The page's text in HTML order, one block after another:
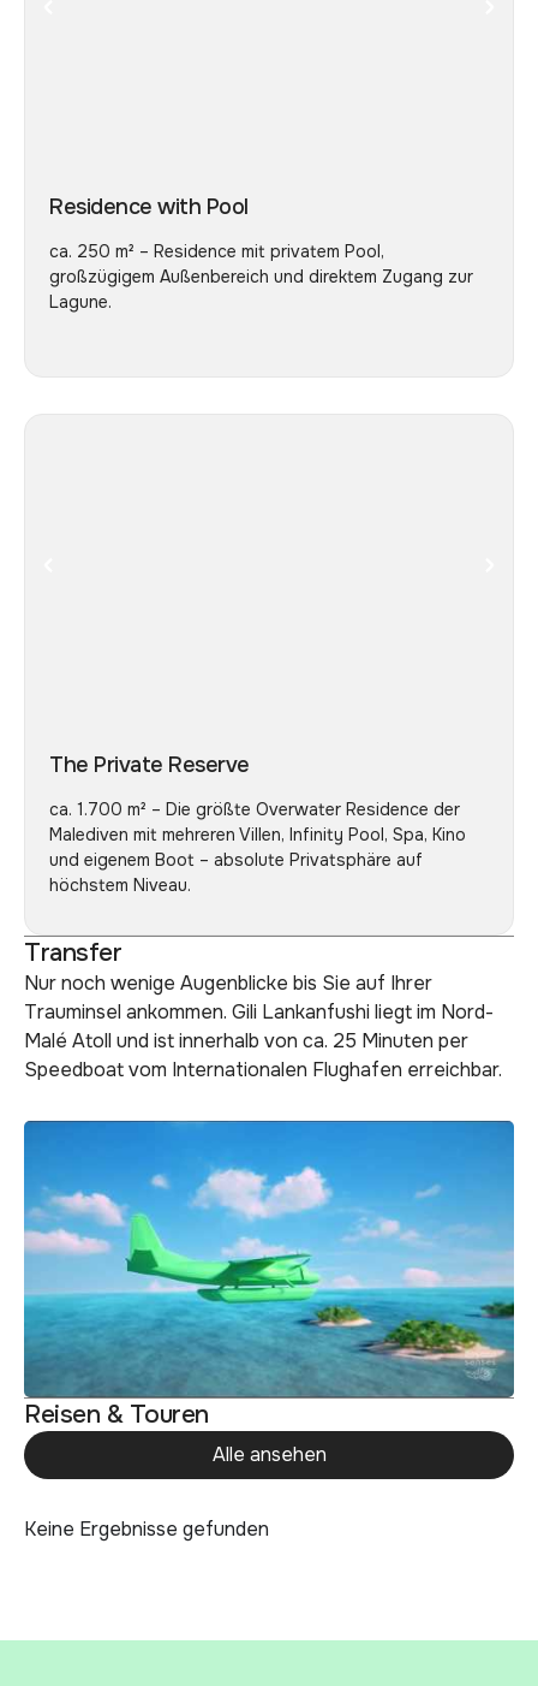
Residence with Pool
ca. 250 m² – Residence mit privatem Pool,
großzügigem Außenbereich und direktem Zugang zur
Lagune.
The Private Reserve
ca. 1.700 m² – Die größte Overwater Residence der
Malediven mit mehreren Villen, Infinity Pool, Spa, Kino
und eigenem Boot – absolute Privatsphäre auf
höchstem Niveau.
Transfer
Nur noch wenige Augenblicke bis Sie auf Ihrer
Trauminsel ankommen. Gili Lankanfushi liegt im Nord-
Malé Atoll und ist innerhalb von ca. 25 Minuten per
Speedboat vom Internationalen Flughafen erreichbar.
Reisen & Touren
Alle ansehen
Keine Ergebnisse gefunden